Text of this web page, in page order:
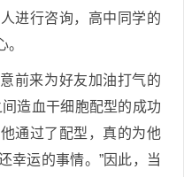
进行咨询，高中同学的
前来为好友加油打气的
造血干细胞配型的成功
通过了配型，真的为他
幸运的事情。”因此，当